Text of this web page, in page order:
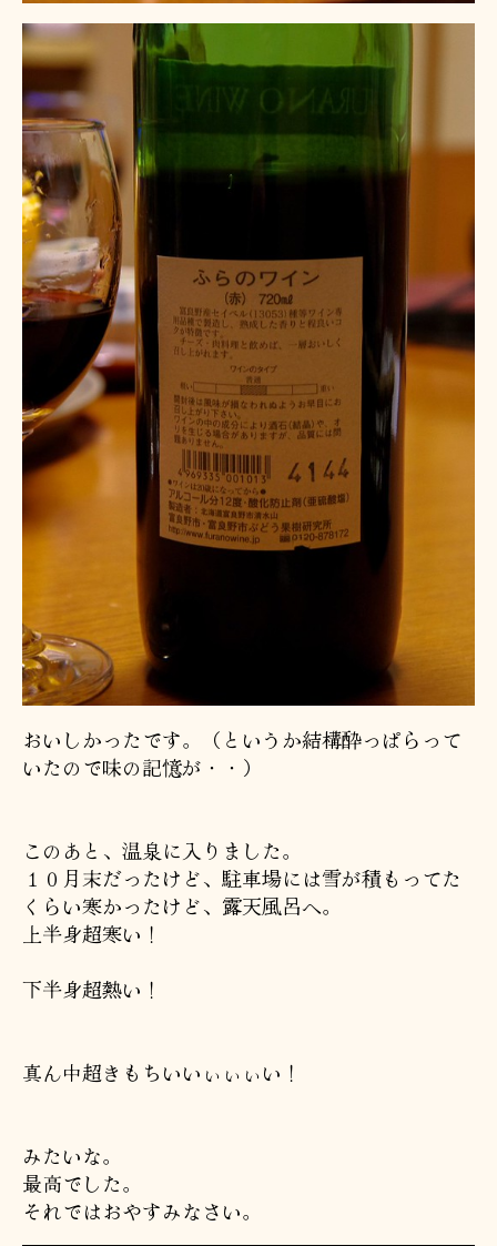
おいしかったです。（というか結構酔っぱらって
いたので味の記憶が・・）
このあと、温泉に入りました。
１０月末だったけど、駐車場には雪が積もってた
くらい寒かったけど、露天風呂へ。
上半身超寒い！
下半身超熱い！
真ん中超きもちいいぃぃぃい！
みたいな。
最高でした。
それではおやすみなさい。